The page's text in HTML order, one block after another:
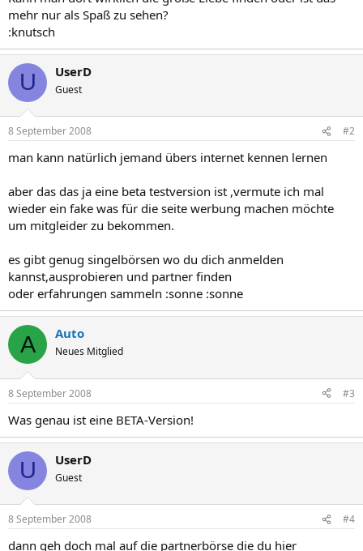
mehr nur als Spaß zu sehen?
:knutsch
U UserD
Guest
8 September 2008 #2
man kann natürlich jemand übers internet kennen lernen
aber das das ja eine beta testversion ist ,vermute ich mal
wieder ein fake was für die seite werbung machen möchte
um mitgleider zu bekommen.
es gibt genug singelbörsen wo du dich anmelden
kannst,ausprobieren und partner finden
oder erfahrungen sammeln :sonne :sonne
A Auto
Neues Mitglied
8 September 2008 #3
Was genau ist eine BETA-Version!
U UserD
Guest
8 September 2008 #4
dann geh doch mal auf die partnerbörse die du hier